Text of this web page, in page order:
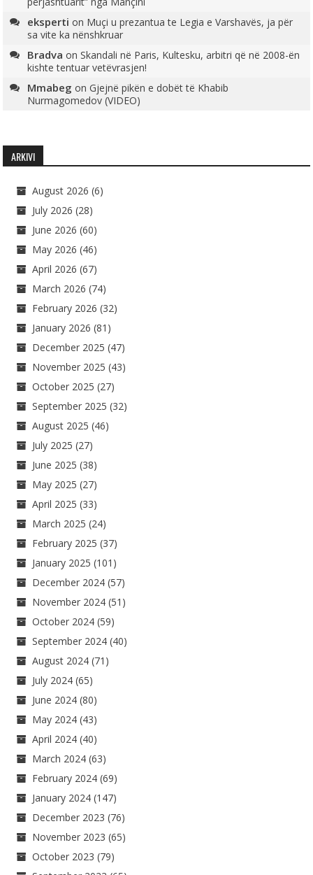
eksperti on Muçi u prezantua te Legia e Varshavës, ja për
sa vite ka nënshkruar
Bradva onSkandali në Paris, Kultesku, arbitri që në 2008-ën
kishte tentuar vetëvrasjen!
Mmabeg onGjejnë pikën e dobët të Khabib
Nurmagomedov (VIDEO)
ARKIVI
August 2026 (6)
July 2026 (28)
June 2026 (60)
May 2026 (46)
April 2026 (67)
March 2026 (74)
February 2026 (32)
January 2026 (81)
December 2025 (47)
November 2025 (43)
October 2025 (27)
September 2025 (32)
August 2025 (46)
July 2025 (27)
June 2025 (38)
May 2025 (27)
April 2025 (33)
March 2025 (24)
February 2025 (37)
January 2025 (101)
December 2024 (57)
November 2024 (51)
October 2024 (59)
September 2024 (40)
August 2024 (71)
July 2024 (65)
June 2024 (80)
May 2024 (43)
April 2024 (40)
March 2024 (63)
February 2024 (69)
January 2024 (147)
December 2023 (76)
November 2023 (65)
October 2023 (79)